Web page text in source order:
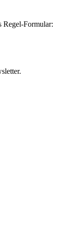
Regel-Formular: